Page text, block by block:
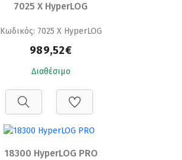
7025 X HyperLOG
Κωδικός: 7025 X HyperLOG
989,52€
Διαθέσιμο
18300 HyperLOG PRO